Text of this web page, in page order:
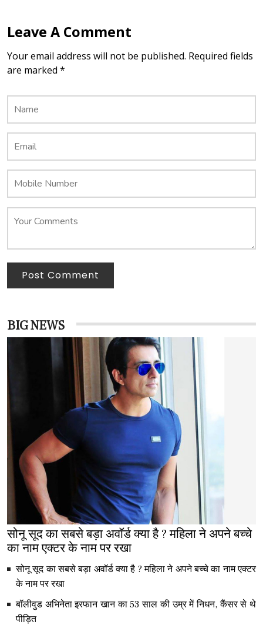
Leave A Comment
Your email address will not be published. Required fields
are marked *
Post Comment
BIG NEWS
सोनू सूद का सबसे बड़ा अवॉर्ड क्या है ? महिला ने अपने बच्चे
का नाम एक्टर के नाम पर रखा
सोनू सूद का सबसे बड़ा अवॉर्ड क्या है ? महिला ने अपने बच्चे का नाम एक्टर
के नाम पर रखा
बॉलीवुड अभिनेता इरफान खान का 53 साल की उम्र में निधन, कैंसर से थे
पीड़ित